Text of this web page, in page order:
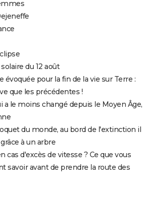
du 12 août
évoquée pour la fin de la vie sur Terre :
que les précédentes !
a le moins changé depuis le Moyen Âge,
du monde, au bord de l'extinction il
à un arbre
cas d'excès de vitesse ? Ce que vous
savoir avant de prendre la route des